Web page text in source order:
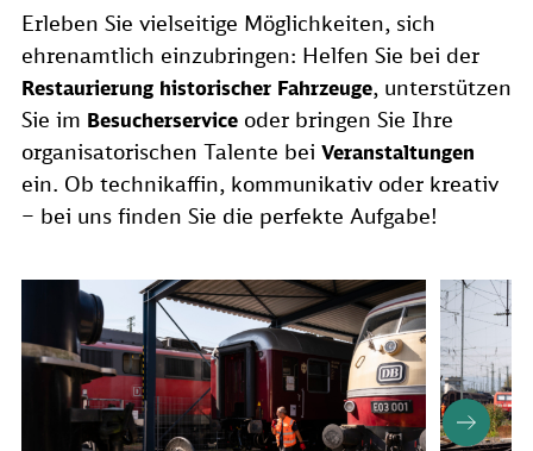
Erleben Sie vielseitige Möglichkeiten, sich
ehrenamtlich einzubringen: Helfen Sie bei der
Restaurierung historischer Fahrzeuge, unterstützen
Sie im Besucherservice oder bringen Sie Ihre
organisatorischen Talente bei Veranstaltungen
ein. Ob technikaffin, kommunikativ oder kreativ
– bei uns finden Sie die perfekte Aufgabe!